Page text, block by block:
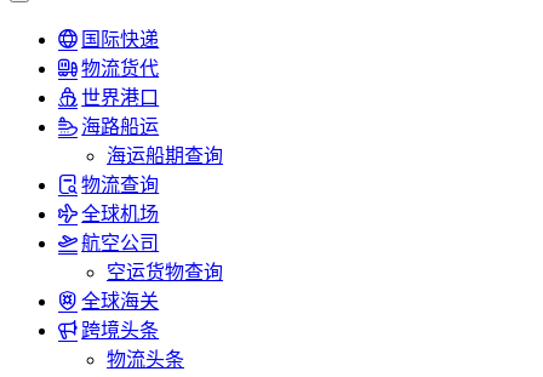
国际快递
物流货代
世界港口
海路船运
海运船期查询
物流查询
全球机场
航空公司
空运货物查询
全球海关
跨境头条
物流头条